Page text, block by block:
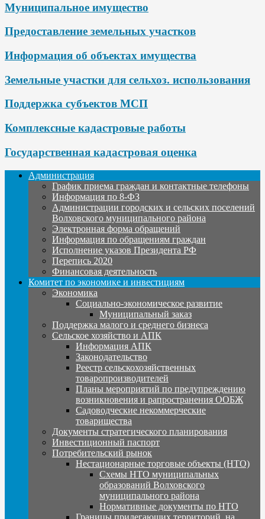
Муниципальное имущество
Предоставление земельных участков
Информация об объектах имущества
Земельные участки для сельхоз. использования
Поддержка субъектов МСП
Комплексные кадастровые работы
Государственная кадастровая оценка
Администрация
График приема граждан и контактные телефоны
Информация по 8-ФЗ
Администрации городских и сельских поселений
Волховского муниципального района
Электронная форма обращений
Информация по обращениям граждан
Исполнение указов Президента РФ
Перепись 2020
Финансовая деятельность
Комитет по экономике и инвестициям
Экономика
Социально-экономическое развитие
Муниципальный заказ
Поддержка малого и среднего бизнеса
Сельское хозяйство и АПК
Информация АПК
Законодательство
Реестр сельскохозяйственных
товаропроизводителей
Планы мероприятий по предупреждению
возникновения и рапространения ООБЖ
Садоводческие некоммерческие
товарищества
Документы стратегического планирования
Инвестиционный паспорт
Потребительский рынок
Нестационарные торговые объекты (НТО)
Схемы НТО муниципальных
образований Волховского
муниципального района
Нормативные документы по НТО
Границы прилегающих территорий, на